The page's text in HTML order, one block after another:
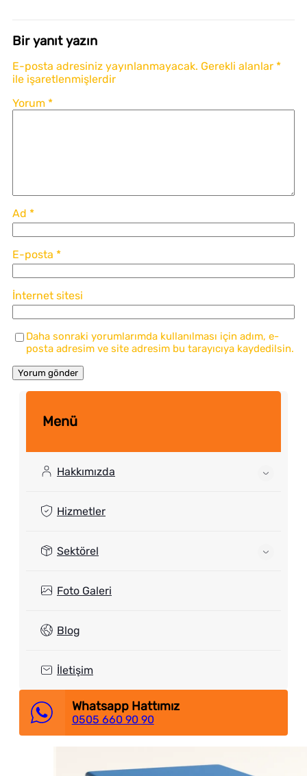
Bir yanıt yazın
E-posta adresiniz yayınlanmayacak. Gerekli alanlar *
ile işaretlenmişlerdir
Yorum *
Ad *
E-posta *
İnternet sitesi
Daha sonraki yorumlarımda kullanılması için adım, e-
posta adresim ve site adresim bu tarayıcıya kaydedilsin.
Menü
Hakkımızda
Hizmetler
Sektörel
Foto Galeri
Blog
İletişim
Whatsapp Hattımız
0505 660 90 90